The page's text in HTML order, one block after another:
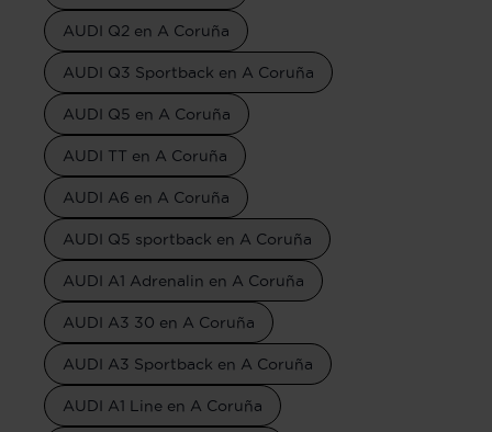
AUDI Q2 en A Coruña
AUDI Q3 Sportback en A Coruña
AUDI Q5 en A Coruña
AUDI TT en A Coruña
AUDI A6 en A Coruña
AUDI Q5 sportback en A Coruña
AUDI A1 Adrenalin en A Coruña
AUDI A3 30 en A Coruña
AUDI A3 Sportback en A Coruña
AUDI A1 Line en A Coruña